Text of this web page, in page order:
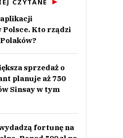
CZYTANE
aplikacji
Polsce. Kto rządzi
sprzedaż o
planuje aż 750
Sinsay w tym
fortunę na